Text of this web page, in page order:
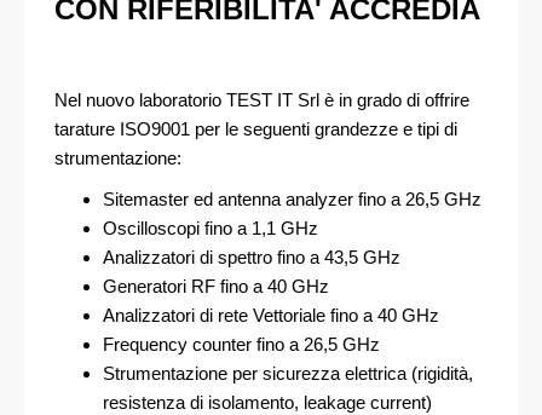
CON RIFERIBILITA' ACCREDIA
Nel nuovo laboratorio TEST IT Srl è in grado di offrire
tarature ISO9001 per le seguenti grandezze e tipi di
strumentazione:
Sitemaster ed antenna analyzer fino a 26,5 GHz
Oscilloscopi fino a 1,1 GHz
Analizzatori di spettro fino a 43,5 GHz
Generatori RF fino a 40 GHz
Analizzatori di rete Vettoriale fino a 40 GHz
Frequency counter fino a 26,5 GHz
Strumentazione per sicurezza elettrica (rigidità,
resistenza di isolamento, leakage current)